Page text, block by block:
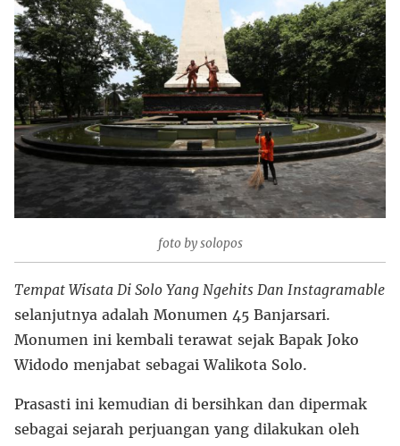
foto by solopos
Tempat Wisata Di Solo Yang Ngehits Dan Instagramable
selanjutnya adalah Monumen 45 Banjarsari.
Monumen ini kembali terawat sejak Bapak Joko
Widodo menjabat sebagai Walikota Solo.
Prasasti ini kemudian di bersihkan dan dipermak
sebagai sejarah perjuangan yang dilakukan oleh